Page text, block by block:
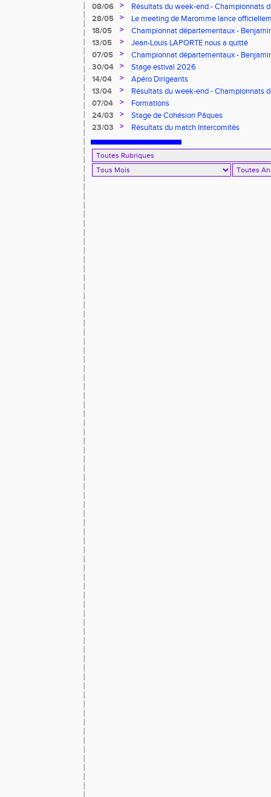
08/06
>
Résultats du week-end - Championnats
8.2.2.8 et Finale départementale des
28/05 >
Le meeting de Maromme lance
CDA 76
18/05 >
Championnat départementaux -
13/05
>
Jean-Louis LAPORTE nous a quitté
07/05
>
Championnat départementaux -
30/04
>
Stage estival 2026
14/04
>
Apéro Dirigeants
13/04
>
Résultats du week-end - Championnats
Benjamins/Minimes - EO Adultes
07/04 >
Formations
24/03
>
Stage de Cohésion Pâques
23/03
> Résultats du match Intercomités